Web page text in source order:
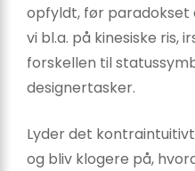
opfyldt, før paradokset
vi bl.a. på kinesiske ris,
forskellen til
designertasker.
Lyder det
og bliv klogere på,